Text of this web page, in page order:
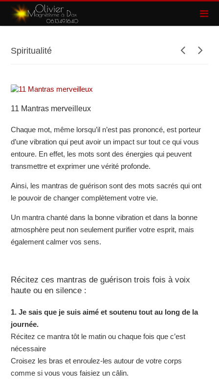
Spiritualité
11 Mantras merveilleux
Chaque mot, même lorsqu’il n’est pas prononcé, est porteur
d’une vibration qui peut avoir un impact sur tout ce qui vous
entoure. En effet, les mots sont des énergies qui peuvent
transmettre et exprimer une vérité profonde.
Ainsi, les mantras de guérison sont des mots sacrés qui ont
le pouvoir de changer complètement votre vie.
Un mantra chanté dans la bonne vibration et dans la bonne
atmosphère peut non seulement purifier votre esprit, mais
également calmer vos sens.
Récitez ces mantras de guérison trois fois à voix
haute ou en silence :
1. Je sais que je suis aimé et soutenu tout au long de la
journée.
Récitez ce mantra tôt le matin ou chaque fois que c’est
nécessaire
Croisez les bras et enroulez-les autour de votre corps
comme si vous vous faisiez un câlin.